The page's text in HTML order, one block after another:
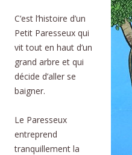
C’est l’histoire d’un
Petit Paresseux qui
vit tout en haut d’un
grand arbre et qui
décide d’aller se
baigner.
Le Paresseux
entreprend
tranquillement la